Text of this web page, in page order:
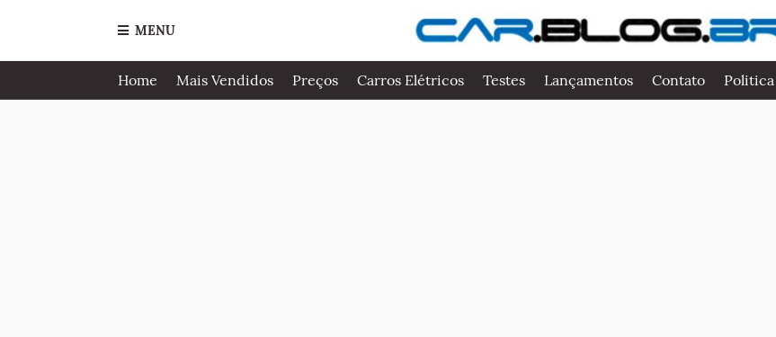
MENU
Home Mais Vendidos Preços Carros Elétricos Testes Lançamentos Contato